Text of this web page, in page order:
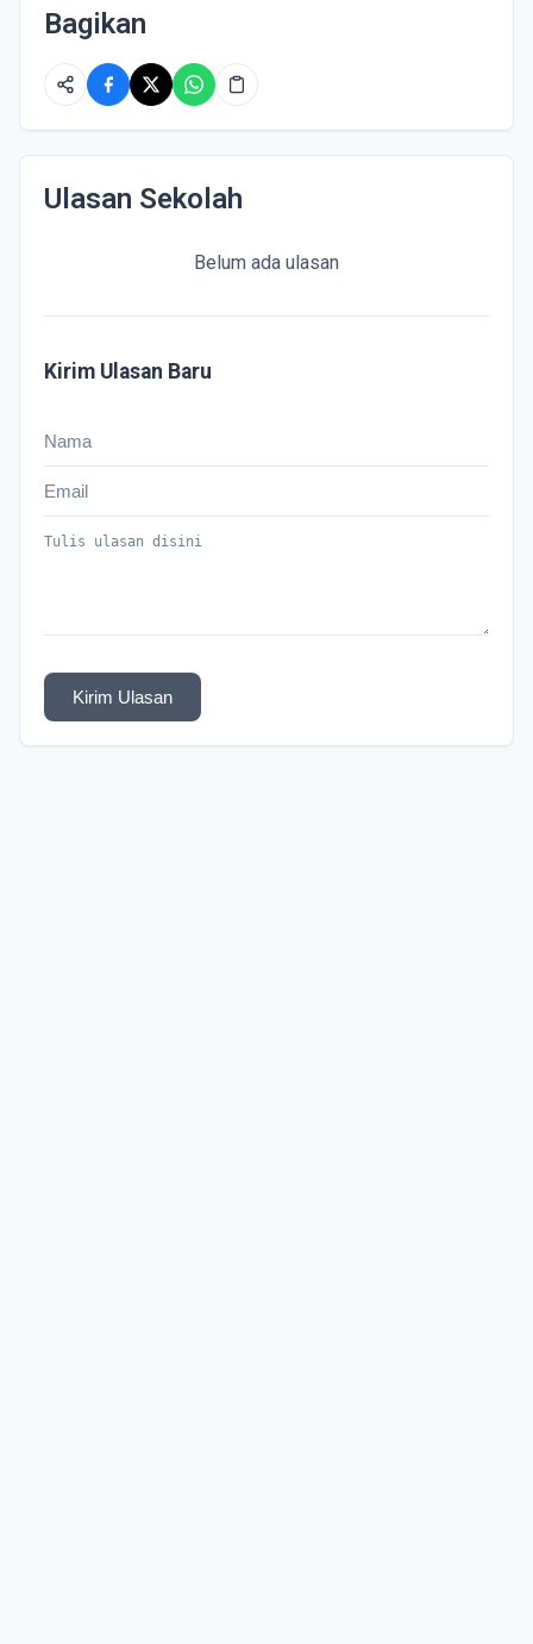
Bagikan
Ulasan Sekolah
Belum ada ulasan
Kirim Ulasan Baru
Kirim Ulasan